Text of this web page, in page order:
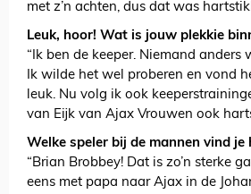
met z’n achten, dus dat was
Leuk, hoor! Wat is jouw plekkie
“Ik ben de keeper. Niemand anders
Ik wilde het wel proberen en vond
leuk. Nu volg ik ook
van Eijk van Ajax Vrouwen ook
Welke speler bij de mannen vind je
“Brian Brobbey! Dat is zo’n sterke
eens met papa naar Ajax in de